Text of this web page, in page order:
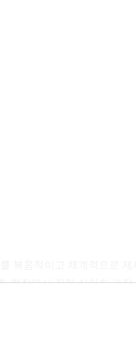
물처럼 마셔야[飮] 한다.
므로 매일 계속 읽어야 한
.
은 얼핏 문법적으로 맞지
을 왜 굳이 여기서 언급하
도를 시작하는 것이 아니
편을 기도로 바꾸어 보라
현장에서 직접 실천한 가